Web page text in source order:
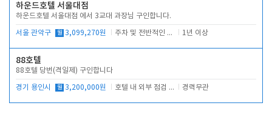
하운드호텔 서울대점
하운드호텔 서울대점 에서 3교대 과장님 구인합니다.
서울 관악구 월 3,099,270원 주차 및 전반적인 당번업무 1년 이상
88호텔
88호텔 당번(격일제) 구인합니다
경기 용인시 월 3,200,000원 호텔 내 외부 점검 및 프런트 운영 경력무관